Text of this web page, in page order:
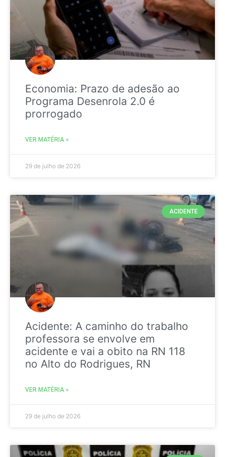
Economia: Prazo de adesão ao
Programa Desenrola 2.0 é
prorrogado
VER MATÉRIA »
29 de julho de 2026
ACIDENTE
Acidente: A caminho do trabalho
professora se envolve em
acidente e vai a obito na RN 118
no Alto do Rodrigues, RN
VER MATÉRIA »
29 de julho de 2026